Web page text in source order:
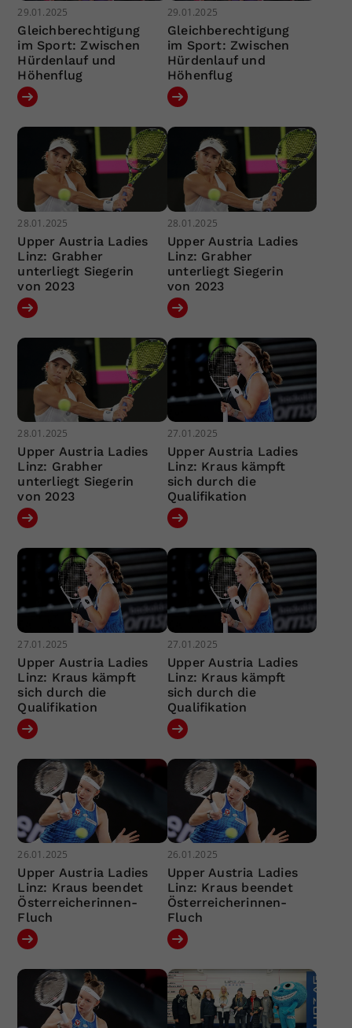
29.01.2025
Gleichberechtigung
im Sport: Zwischen
Hürdenlauf und
Höhenflug
29.01.2025
Gleichberechtigung
im Sport: Zwischen
Hürdenlauf und
Höhenflug
28.01.2025
Upper Austria Ladies
Linz: Grabher
unterliegt Siegerin
von 2023
28.01.2025
Upper Austria Ladies
Linz: Grabher
unterliegt Siegerin
von 2023
28.01.2025
Upper Austria Ladies
Linz: Grabher
unterliegt Siegerin
von 2023
27.01.2025
Upper Austria Ladies
Linz: Kraus kämpft
sich durch die
Qualifikation
27.01.2025
Upper Austria Ladies
Linz: Kraus kämpft
sich durch die
Qualifikation
27.01.2025
Upper Austria Ladies
Linz: Kraus kämpft
sich durch die
Qualifikation
26.01.2025
Upper Austria Ladies
Linz: Kraus beendet
Österreicherinnen-
Fluch
26.01.2025
Upper Austria Ladies
Linz: Kraus beendet
Österreicherinnen-
Fluch